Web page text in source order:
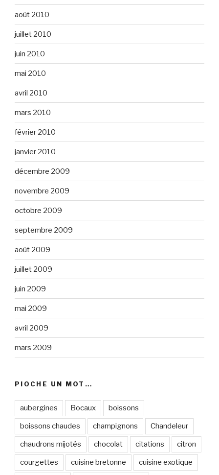
août 2010
juillet 2010
juin 2010
mai 2010
avril 2010
mars 2010
février 2010
janvier 2010
décembre 2009
novembre 2009
octobre 2009
septembre 2009
août 2009
juillet 2009
juin 2009
mai 2009
avril 2009
mars 2009
PIOCHE UN MOT…
aubergines Bocaux boissons
boissons chaudes champignons Chandeleur
chaudrons mijotés chocolat citations citron
courgettes cuisine bretonne cuisine exotique